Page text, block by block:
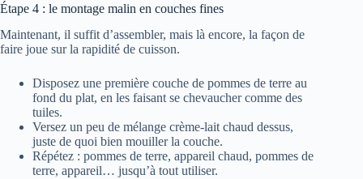
Étape 4 : le montage malin en couches fines
Maintenant, il suffit d’assembler, mais là encore, la façon de
faire joue sur la rapidité de cuisson.
Disposez une première couche de pommes de terre au
fond du plat, en les faisant se chevaucher comme des
tuiles.
Versez un peu de mélange crème-lait chaud dessus,
juste de quoi bien mouiller la couche.
Répétez : pommes de terre, appareil chaud, pommes de
terre, appareil… jusqu’à tout utiliser.